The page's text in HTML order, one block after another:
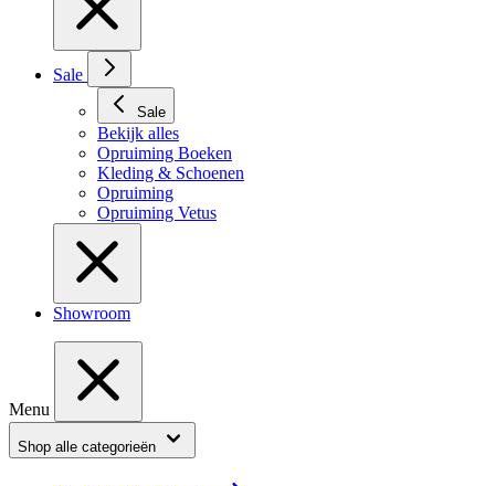
Sale
Sale
Bekijk alles
Opruiming Boeken
Kleding & Schoenen
Opruiming
Opruiming Vetus
Showroom
Menu
Shop alle categorieën